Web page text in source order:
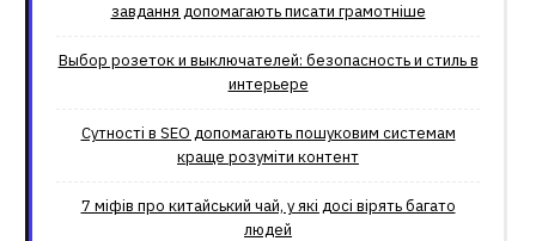
завдання допомагають писати грамотніше
Выбор розеток и выключателей: безопасность и стиль в
интерьере
Сутності в SEO допомагають пошуковим системам
краще розуміти контент
7 міфів про китайський чай, у які досі вірять багато
людей